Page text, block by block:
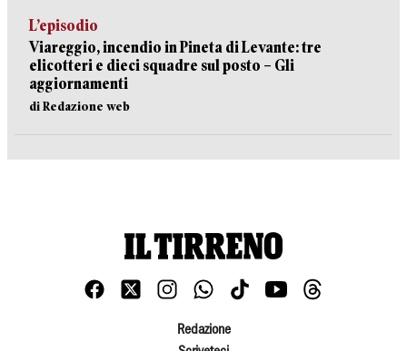
L’episodio
Viareggio, incendio in Pineta di Levante: tre
elicotteri e dieci squadre sul posto – Gli
aggiornamenti
di Redazione web
Redazione